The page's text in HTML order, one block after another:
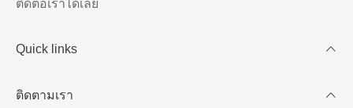
ติดต่อเราได้เลย
Quick links
บัญชีของฉัน
ติดตามเรา